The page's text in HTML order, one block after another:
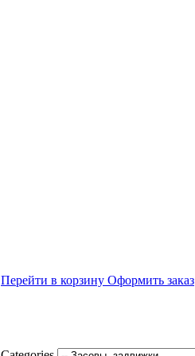
Перейти в корзину Оформить заказ